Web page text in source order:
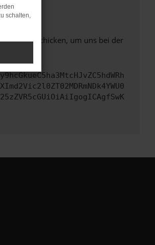
Text schicken, um uns bei der
schalten,